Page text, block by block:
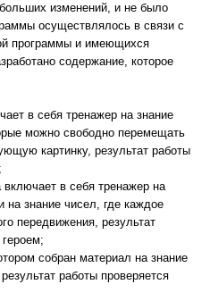
изменений, и не было
осуществлялось в связи с
программы и имеющихся
содержание, которое
в себя тренажер на знание
можно свободно перемещать
картинку, результат работы
в себя тренажер на
на знание чисел, где каждое
передвижения, результат
собран материал на знание
работы проверяется